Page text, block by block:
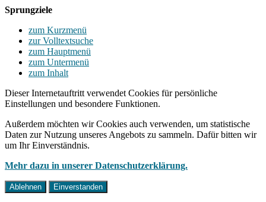
Sprungziele
zum Kurzmenü
zur Volltextsuche
zum Hauptmenü
zum Untermenü
zum Inhalt
Dieser Internetauftritt verwendet Cookies für persönliche
Einstellungen und besondere Funktionen.
Außerdem möchten wir Cookies auch verwenden, um statistische
Daten zur Nutzung unseres Angebots zu sammeln. Dafür bitten wir
um Ihr Einverständnis.
Mehr dazu in unserer Datenschutzerklärung.
Ablehnen Einverstanden